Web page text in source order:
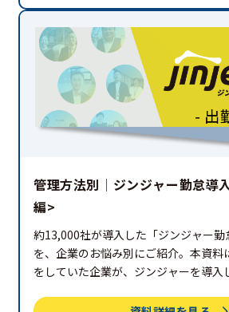
管理方法別│ジンジャー勤怠導
編>
約13,000社が導入した「ジンジャー勤
を、企業のお悩み別にご紹介。本資料
をしていた企業が、ジンジャーを導入